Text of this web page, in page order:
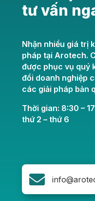
tư vấn
Nhận nhiều giá trị
pháp tại Arotech.
được phục vụ quý
đổi doanh nghiệp
các giải pháp bản
Thời gian: 8:30 –
thứ 2 – thứ 6
